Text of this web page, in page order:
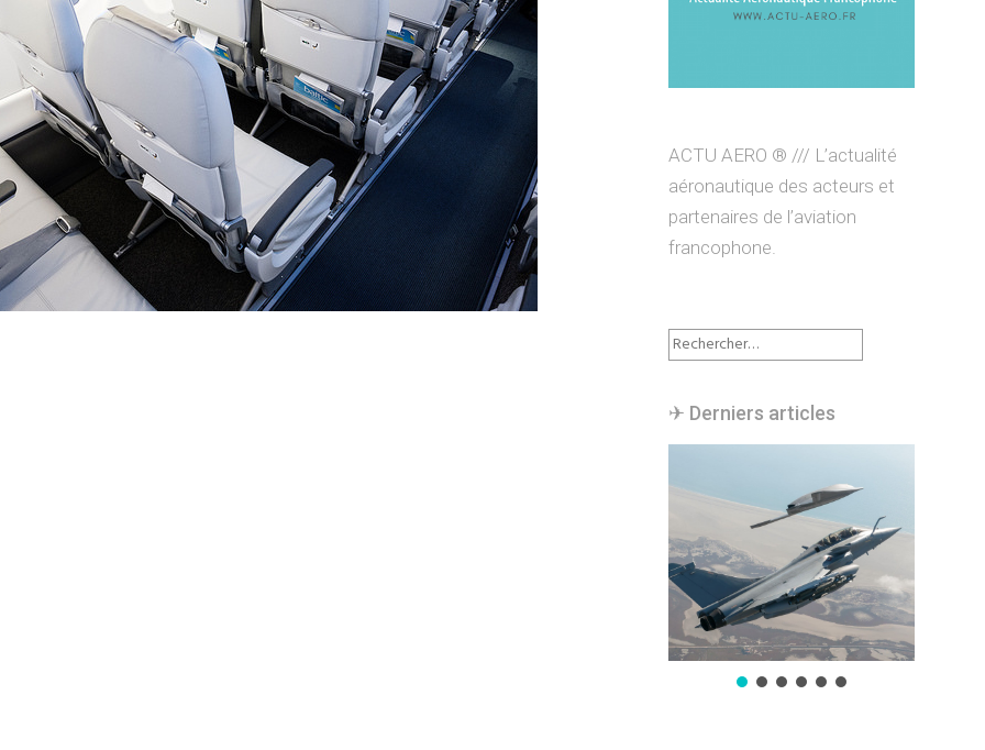
ACTU AERO ® /// L’actualité
aéronautique des acteurs et
partenaires de l’aviation
francophone.
Rechercher :
✈︎ Derniers articles